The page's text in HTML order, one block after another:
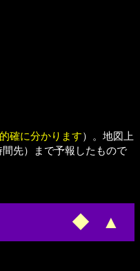
確に分かります）。地図上
先）まで予報したもので
◆ ▲